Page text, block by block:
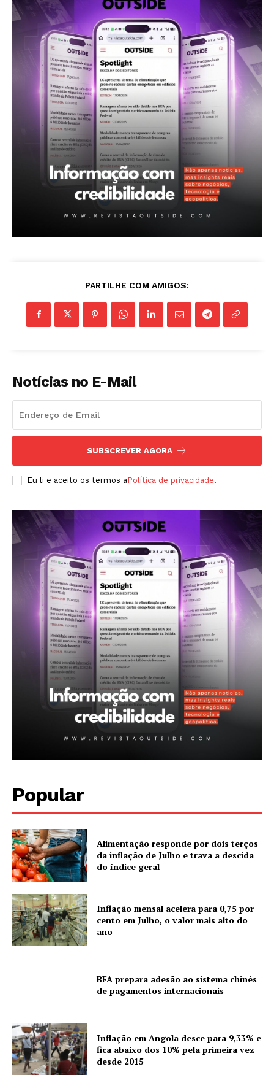
Revista Outside
- Seja Leitor Gold Plus -
A Empresa
Política de Privacidade
PARTILHE COM AMIGOS:
Notícias no E-Mail
SUBSCREVER AGORA
Eu li e aceito os termos a Política de privacidade.
Popular
Alimentação responde por dois terços
da inflação de Julho e trava a descida
do índice geral
Inflação mensal acelera para 0,75 por
cento em Julho, o valor mais alto do
ano
BFA prepara adesão ao sistema chinês
de pagamentos internacionais
Inflação em Angola desce para 9,33% e
fica abaixo dos 10% pela primeira vez
desde 2015